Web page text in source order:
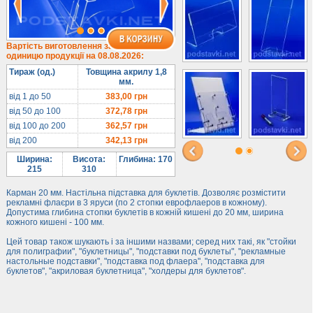
Під євробуклет
Під мобільні
Під біжутерію
Гірки та подіуми
Під косметику
Під солодке
Для хот-догів
Лототрони
Ящики з акрилу
Цінники
Засоби захисту
Інформ. стенди
Вартість виготовлення за
одиницю продукції на 08.08.2026:
Тираж (од.)
Товщина акрилу 1,8
мм.
від 1 до 50
383,00грн
від 50 до 100
372,78грн
від 100 до 200
362,57грн
від 200
342,13грн
Ширина:
215
Висота:
310
Глибина: 170
Карман 20 мм. Настільна підставка для буклетів. Дозволяє розмістити
рекламні флаєри в 3 яруси (по 2 стопки еврофлаеров в кожному).
Допустима глибина стопки буклетів в кожній кишені до 20 мм, ширина
кожного кишені - 100 мм.
Цей товар також шукають і за іншими назвами; серед них такі, як "стойки
для полиграфии", "буклетницы", "подставки под буклеты", "рекламные
настольные подставки", "подставка под флаера", "подставка для
буклетов", "акриловая буклетница", "холдеры для буклетов".